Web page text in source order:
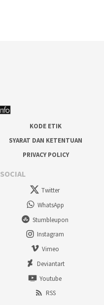
KODE ETIK
SYARAT DAN KETENTUAN
PRIVACY POLICY
Twitter
WhatsApp
Stumbleupon
Instagram
Vimeo
Deviantart
Youtube
RSS